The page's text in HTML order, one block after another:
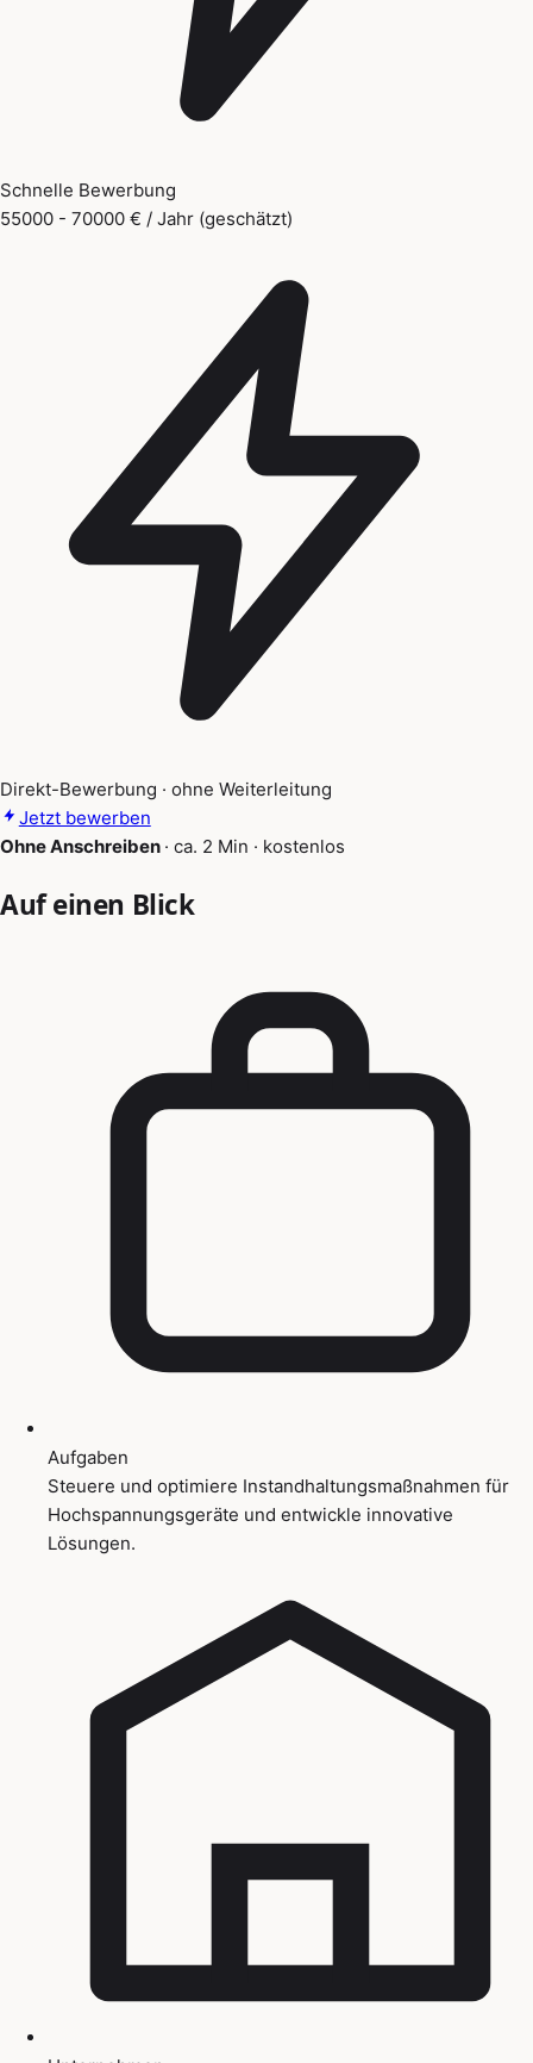
Schnelle Bewerbung
55000 - 70000 € / Jahr (geschätzt)
Direkt-Bewerbung · ohne Weiterleitung
Jetzt bewerben
Ohne Anschreiben · ca. 2 Min · kostenlos
Auf einen Blick
Aufgaben
Steuere und optimiere Instandhaltungsmaßnahmen für
Hochspannungsgeräte und entwickle innovative
Lösungen.